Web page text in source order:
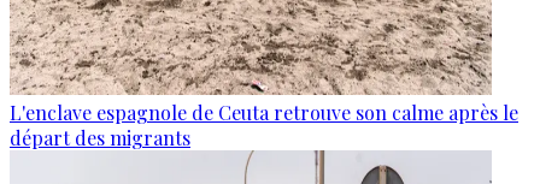
L'enclave espagnole de Ceuta retrouve son calme après le
départ des migrants